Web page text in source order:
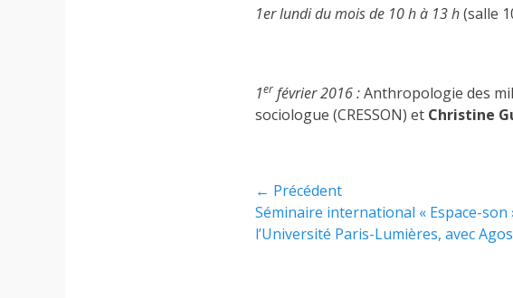
1er lundi du moisde 10 h à 13 h(salle
1er février 2016 :Anthropologie des
sociologue (CRESSON) et Christine
Navigation
de
← Précédent
Article
précédent :
Séminaire international « Espace-son
l’Université Paris-Lumières, avec